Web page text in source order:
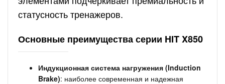
статусность тренажеров.
Основные преимущества серии HIT X850
Индукционная система нагружения (Induction
Brake): наиболее современная и надежная